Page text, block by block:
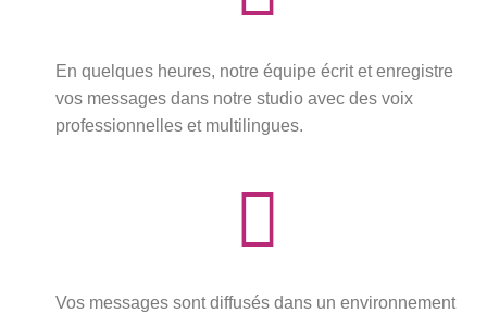
En quelques heures, notre équipe écrit et enregistre
vos messages dans notre studio avec des voix
professionnelles et multilingues.
Vos messages sont diffusés dans un environnement